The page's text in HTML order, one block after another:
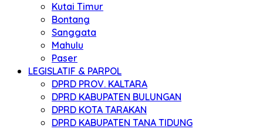
Kutai Timur
Bontang
Sanggata
Mahulu
Paser
LEGISLATIF & PARPOL
DPRD PROV. KALTARA
DPRD KABUPATEN BULUNGAN
DPRD KOTA TARAKAN
DPRD KABUPATEN TANA TIDUNG